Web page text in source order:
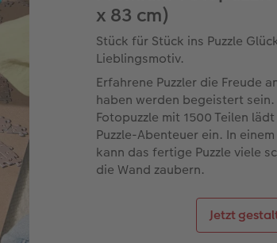
x 83 cm)
Stück für Stück ins Puzzle
Lieblingsmotiv.
Erfahrene Puzzler die Freude
haben werden begeistert sein.
Fotopuzzle mit 1500 Teilen
Puzzle-Abenteuer ein. In
kann das fertige Puzzle viele
die Wand zaubern.
Jetzt